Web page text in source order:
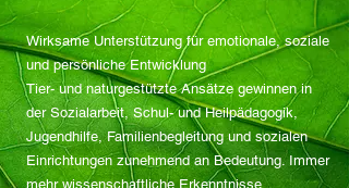
Wirksame Unterstützung für emotionale, soziale
und persönliche Entwicklung
Tier- und naturgestützte Ansätze gewinnen in
der Sozialarbeit, Schul- und Heilpädagogik,
Jugendhilfe, Familienbegleitung und sozialen
Einrichtungen zunehmend an Bedeutung. Immer
mehr wissenschaftliche Erkenntnisse